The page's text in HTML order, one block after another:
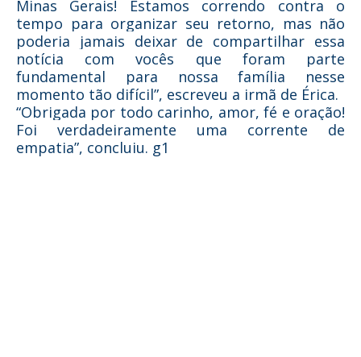
Minas Gerais! Estamos correndo contra o
tempo para organizar seu retorno, mas não
poderia jamais deixar de compartilhar essa
notícia com vocês que foram parte
fundamental para nossa família nesse
momento tão difícil”, escreveu a irmã de Érica.
“Obrigada por todo carinho, amor, fé e oração!
Foi verdadeiramente uma corrente de
empatia”, concluiu. g1